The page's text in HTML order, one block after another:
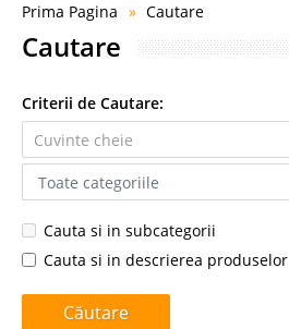
Prima Pagina Cautare
Cautare
Criterii de Cautare:
Cauta si in subcategorii
Cauta si in descrierea produselor